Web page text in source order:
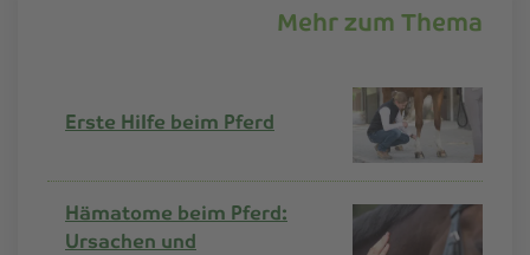
Mehr zum Thema
Erste Hilfe beim Pferd
Hämatome beim Pferd:
Ursachen und